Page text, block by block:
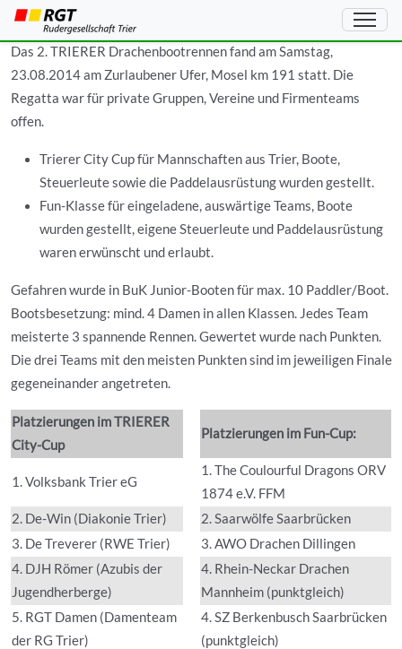
2. Trierer Drachenbootrennen
Das 2. TRIERER Drachenbootrennen fand am Samstag,
23.08.2014 am Zurlaubener Ufer, Mosel km 191 statt. Die
Regatta war für private Gruppen, Vereine und Firmenteams
offen.
Trierer City Cup für Mannschaften aus Trier, Boote,
Steuerleute sowie die Paddelausrüstung wurden gestellt.
Fun-Klasse für eingeladene, auswärtige Teams, Boote
wurden gestellt, eigene Steuerleute und Paddelausrüstung
waren erwünscht und erlaubt.
Gefahren wurde in BuK Junior-Booten für max. 10 Paddler/Boot.
Bootsbesetzung: mind. 4 Damen in allen Klassen. Jedes Team
meisterte 3 spannende Rennen. Gewertet wurde nach Punkten.
Die drei Teams mit den meisten Punkten sind im jeweiligen Finale
gegeneinander angetreten.
Platzierungen im TRIERER
City-Cup
Platzierungen im Fun-Cup:
1. Volksbank Trier eG
1. The Coulourful Dragons ORV
1874 e.V. FFM
2. De-Win (Diakonie Trier)
2. Saarwölfe Saarbrücken
3. De Treverer (RWE Trier)
3. AWO Drachen Dillingen
4. DJH Römer (Azubis der
Jugendherberge)
4. Rhein-Neckar Drachen
Mannheim (punktgleich)
5. RGT Damen (Damenteam
der RG Trier)
4. SZ Berkenbusch Saarbrücken
(punktgleich)